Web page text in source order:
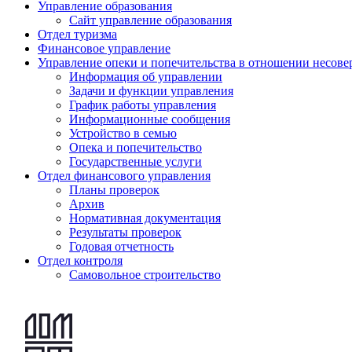
Управление образования
Сайт управление образования
Отдел туризма
Финансовое управление
Управление опеки и попечительства в отношении
Информация об управлении
Задачи и функции управления
График работы управления
Информационные сообщения
Устройство в семью
Опека и попечительство
Государственные услуги
Отдел финансового управления
Планы проверок
Архив
Нормативная документация
Результаты проверок
Годовая отчетность
Отдел контроля
Самовольное строительство